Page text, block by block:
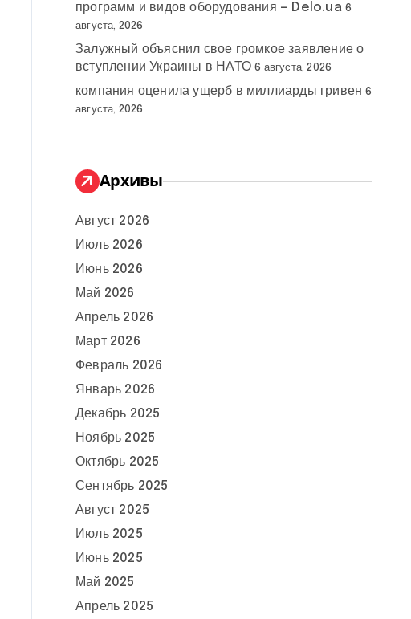
программ и видов оборудования — Delo.ua 6
августа, 2026
Залужный объяснил свое громкое заявление о
вступлении Украины в НАТО 6 августа, 2026
компания оценила ущерб в миллиарды гривен 6
августа, 2026
Архивы
Август 2026
Июль 2026
Июнь 2026
Май 2026
Апрель 2026
Март 2026
Февраль 2026
Январь 2026
Декабрь 2025
Ноябрь 2025
Октябрь 2025
Сентябрь 2025
Август 2025
Июль 2025
Июнь 2025
Май 2025
Апрель 2025